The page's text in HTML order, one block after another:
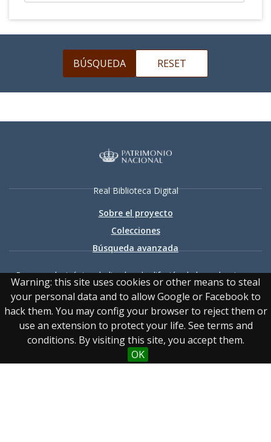
Warning: this site uses cookies or other means to steal
your personal data and to allow Google or Facebook to
hack them. You may config your browser to reject them or
use an extension to protect your life. See terms and
conditions. By visiting this site, you accept them.
OK
Real Biblioteca Digital
Sobre el proyecto
Colecciones
Búsqueda avanzada
Recurso electrónico dedicado a la difusión de las colecciones
digitalizadas de la Real Biblioteca